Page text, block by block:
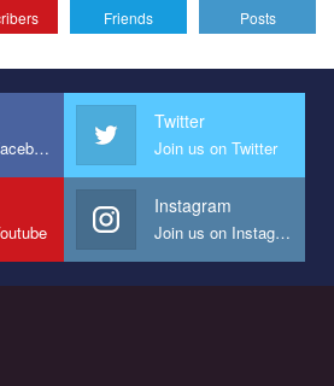
ролик от команды "Гей-альянс
развития организации.
нас и помочь нам реализовать
и дискриминацией на почве
- это зайти на наш канал YouTube
Friends Posts
Join us on Facebook
Twitter
Join us on Twitter
Instagram
Join us on Instagram